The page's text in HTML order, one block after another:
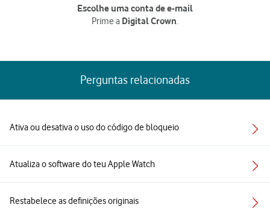
Escolhe uma conta de e-mail
Prime a Digital Crown.
Perguntas relacionadas
Ativa ou desativa o uso do código de bloqueio
Atualiza o software do teu Apple Watch
Restabelece as definições originais